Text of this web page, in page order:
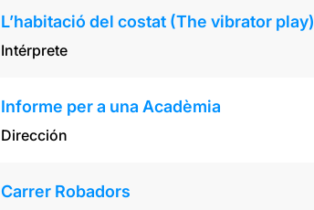
L’habitació del costat (The vibrator play)
Intérprete
Informe per a una Acadèmia
Dirección
Carrer Robadors